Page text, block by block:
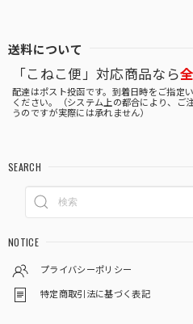
送料について
「こねこ便」対応商品なら
配達はポスト投函です。到着日時をご指定
ください。（システム上の都合により、ご
うのですが実際には承れません）
SEARCH
NOTICE
プライバシーポリシー
特定商取引法に基づく表記